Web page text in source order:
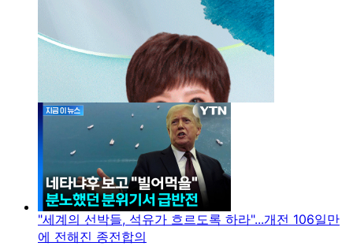
"세계의 선박들, 석유가 흐르도록 하라"...개전 106일만
에 전해진 종전합의